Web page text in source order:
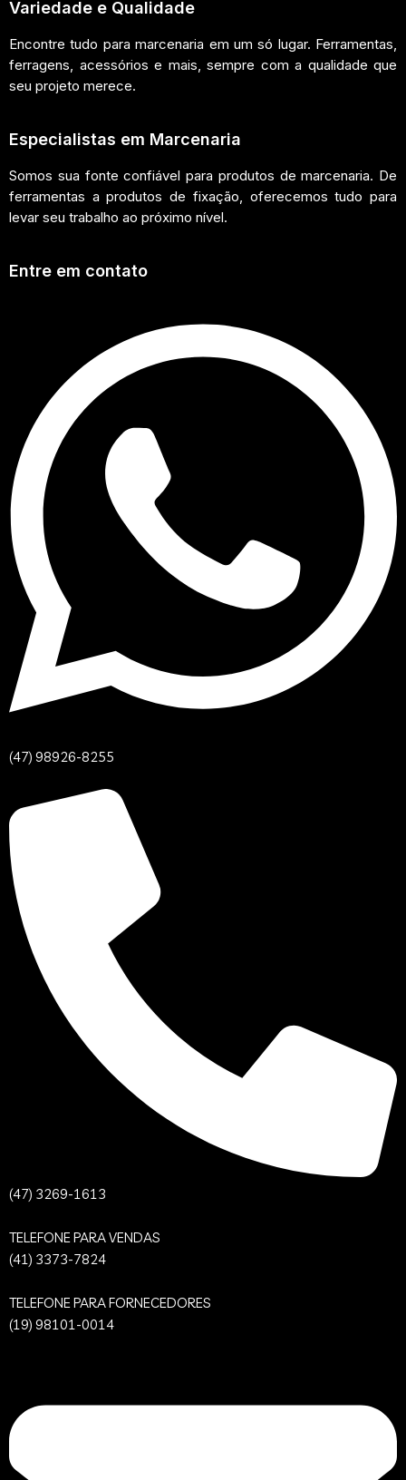
Variedade e Qualidade
Encontre tudo para marcenaria em um só lugar. Ferramentas,
ferragens, acessórios e mais, sempre com a qualidade que
seu projeto merece.
Especialistas em Marcenaria
Somos sua fonte confiável para produtos de marcenaria. De
ferramentas a produtos de fixação, oferecemos tudo para
levar seu trabalho ao próximo nível.
Entre em contato
(47) 98926-8255
(47) 3269-1613
TELEFONE PARA VENDAS
(41) 3373-7824
TELEFONE PARA FORNECEDORES
(19) 98101-0014